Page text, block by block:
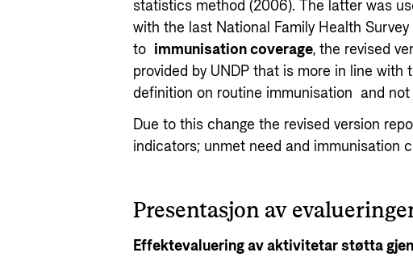
statistics method (2006). The latter was
with the last National Family Health Survey
toimmunisation coverage, the revised
provided by UNDP that is more in line with
definition on routine immunisation and
Due to this change the revised version
indicators; unmet need and immunisation
Presentasjon av
Effektevaluering av aktivitetar støtta